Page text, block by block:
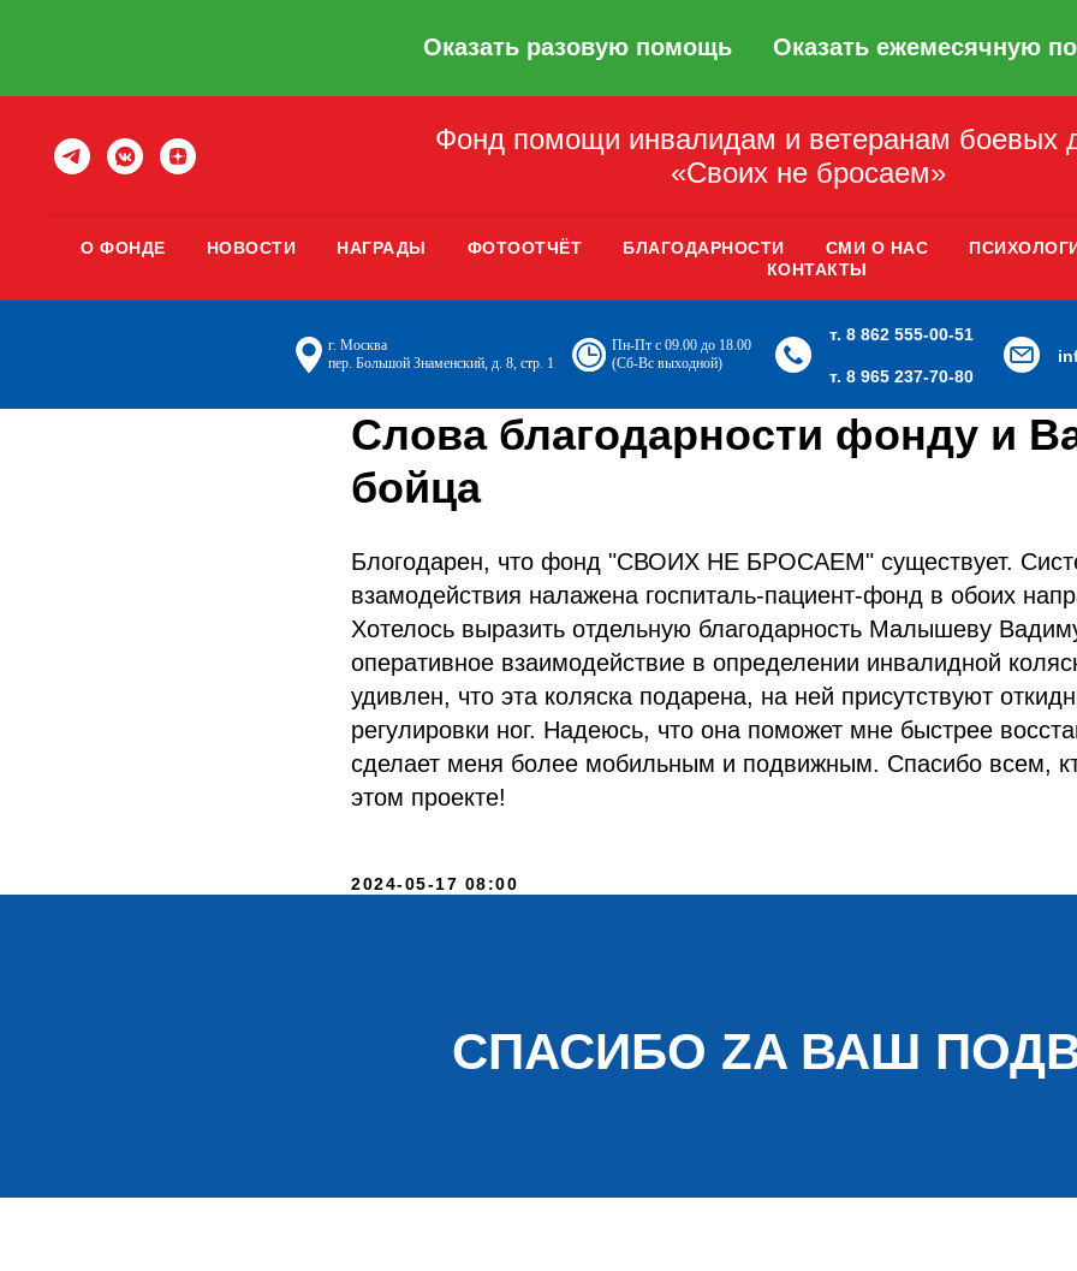
Оказать разовую помощь Оказать ежемесячную
Фонд помощи инвалидам и ветеранам боевых
«Своих не бросаем»
О ФОНДЕ НОВОСТИ НАГРАДЫ ФОТООТЧЁТ БЛАГОДАРНОСТИ СМИ О НАС
КОНТАКТЫ
г. Москва
пер. Большой Знаменский, д. 8, стр. 1
Пн-Пт с 09.00 до 18.00
(Сб-Вс выходной)
т. 8 862 555-00-51
т. 8 965 237-70-80
Слова благодарности фонду и
бойца
Блогодарен, что фонд "СВОИХ НЕ БРОСАЕМ" существует.
взамодействия налажена госпиталь-пациент-фонд в обоих
Хотелось выразить отдельную благодарность Малышеву
оперативное взаимодействие в определении инвалидной
удивлен, что эта коляска подарена, на ней присутствуют
регулировки ног. Надеюсь, что она поможет мне быстрее
сделает меня более мобильным и подвижным. Спасибо всем,
этом проекте!
2024-05-17 08:00
СПАСИБО ZA ВАШ